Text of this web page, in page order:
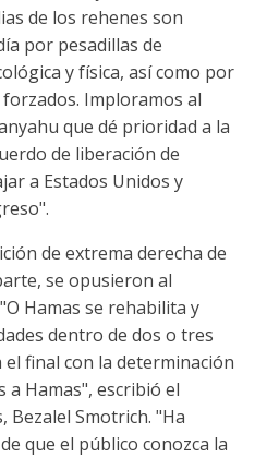
de los rehenes son
por pesadillas de
y física, así como por
Imploramos al
que dé prioridad a la
de liberación de
a Estados Unidos y
de extrema derecha de
se opusieron al
Hamas se rehabilita y
dentro de dos o tres
final con la determinación
a Hamas", escribió el
Bezalel Smotrich. "Ha
que el público conozca la